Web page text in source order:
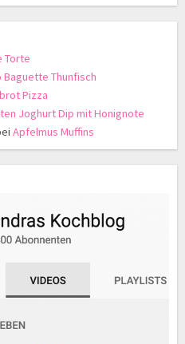
Torte
Baguette Thunfisch
Pizza
Joghurt Dip mit Honignote
Apfelmus Muffins